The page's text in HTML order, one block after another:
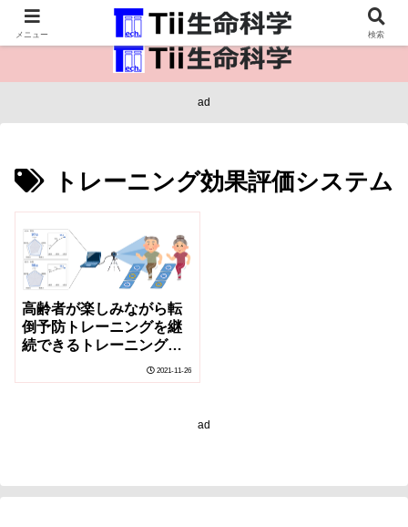
医療保健・生命・生物の情報インフラ。
ad
トレーニング効果評価システム
高齢者が楽しみながら転
倒予防トレーニングを継
続できるトレーニング効
果評価システムを開発2021-11-26
ad
メニュー 検索